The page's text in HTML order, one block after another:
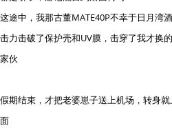
途中，我那古董MATE40P不幸于日月湾
力击破了保护壳和UV膜，击穿了我才换
伙
期结束，才把老婆崽子送上机场，转身